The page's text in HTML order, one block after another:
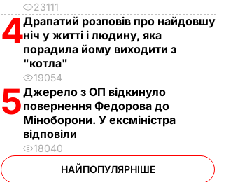
23111
4Драпатий розповів про найдовшу
ніч у житті і людину, яка
порадила йому виходити з
"котла"
19054
5Джерело з ОП відкинуло
повернення Федорова до
Міноборони. У ексміністра
відповіли
18040
НАЙПОПУЛЯРНІШЕ